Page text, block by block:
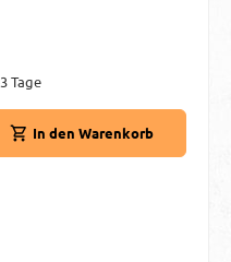
Tage
ein oder benutze die Schaltflächen
In den Warenkorb